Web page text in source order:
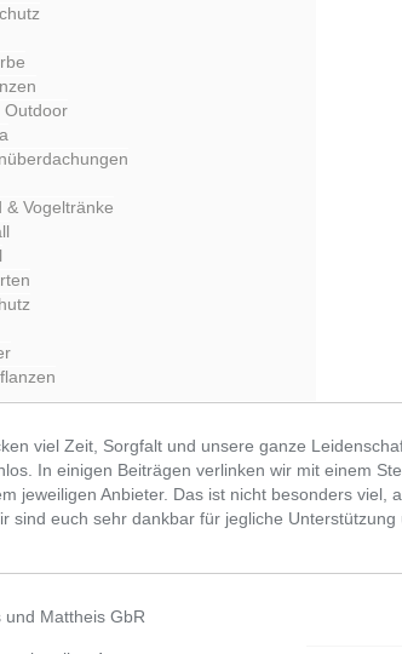
Outdoor
& Vogeltränke
viel Zeit, Sorgfalt und unsere ganze
In einigen Beiträgen verlinken wir mit einem
jeweiligen Anbieter. Das ist nicht besonders
sind euch sehr dankbar für jegliche
und Mattheis GbR